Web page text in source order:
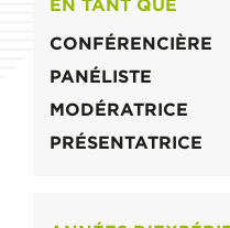
EN TANT QUE
CONFÉRENCIÈRE
PANÉLISTE
MODÉRATRICE
PRÉSENTATRICE